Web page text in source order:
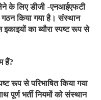
लेने के लिए डीजी -एनआईएफटी
गठन किया गया है। संस्थान
इकाइयों का ब्यौरा स्पष्ट रूप से
हैं?
रूप से परिभाषित किया गया
पूर्ण भर्ती नियमों को संस्थान